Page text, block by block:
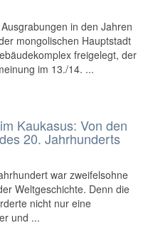
in den Jahren
mongolischen Hauptstadt
freigelegt, der
im 13./14. ...
Kaukasus: Von den
20. Jahrhunderts
war zweifelsohne
Weltgeschichte. Denn die
nicht nur eine
und ...